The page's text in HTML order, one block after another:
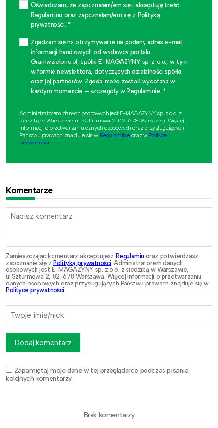
Oświadczam, że zapoznałam/em się i akceptuję treść
Regulaminu oraz zapoznałam/em się z Polityką
prywatności. *
Zgadzam się na otrzymywanie na podany adres e-mail
informacji handlowych od wydawcy portalu
Gramwzielone.pl, spółki E-MAGAZYNY sp. z o.o., w tym
w formie newslettera, dotyczących działalności spółki
oraz jej partnerów. Zgoda może zostać wycofana w
każdym momencie – szczegóły w Regulaminie. *
Administratorem danych osobowych jest E-MAGAZYNY sp. z o.o. z
siedzibą w Warszawie, ul. Szturmowa 2, 02-678 Warszawa. Więcej
informacji o przetwarzaniu danych osobowych oraz przysługujących
Państwu prawach znajduje się w Regulaminieoraz w Polityce
prywatności.
Komentarze
Zamieszczając komentarz akceptujesz Regulamin oraz potwierdzasz
zapoznanie się zPolityką prywatności . Administratorem danych
osobowych jest E-MAGAZYNY sp. z o.o. z siedzibą w Warszawie,
ul.Szturmowa 2, 02-678 Warszawa. Więcej informacji o przetwarzaniu
danych osobowych oraz przysługujących Państwu prawach znajduje się w
Polityce prywatności
Zapamiętaj moje dane w tej przeglądarce podczas pisania
kolejnych komentarzy.
Dodaj komentarz
Brak komentarzy